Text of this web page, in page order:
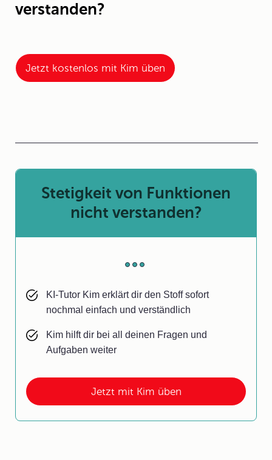
verstanden?
Jetzt kostenlos mit Kim üben
Jetzt mit Kim üben
Stetigkeit von Funktionen
nicht verstanden?
KI-Tutor Kim erklärt dir den Stoff sofort
nochmal einfach und verständlich
Kim hilft dir bei all deinen Fragen und
Aufgaben weiter